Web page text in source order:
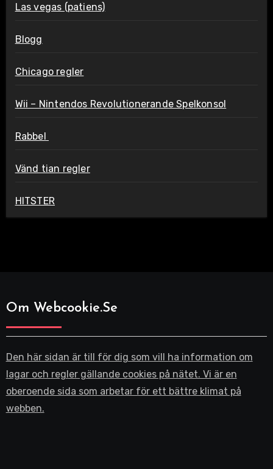
Las vegas (patiens)
Blogg
Chicago regler
Wii – Nintendos Revolutionerande Spelkonsol
Rabbel
Vänd tian regler
HITSTER
Om Webcookie.se
Den här sidan är till för dig som vill ha information om
lagar och regler gällande cookies på nätet. Vi är en
oberoende sida som arbetar för ett bättre klimat på
webben.